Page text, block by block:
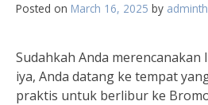
Posted on March 16, 2025 by
Sudahkah Anda merencanakan
iya, Anda datang ke tempat
praktis untuk berlibur ke